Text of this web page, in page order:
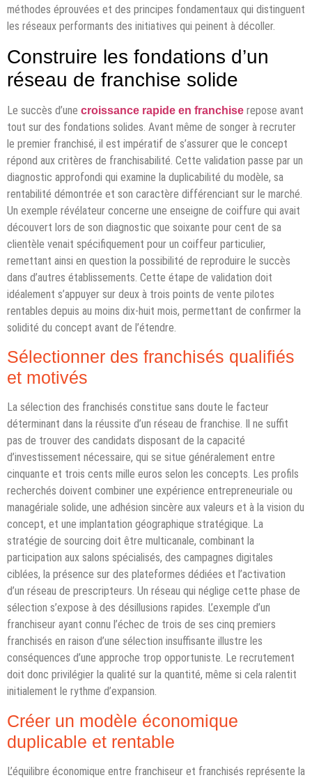
méthodes éprouvées et des principes fondamentaux qui distinguent
les réseaux performants des initiatives qui peinent à décoller.
Construire les fondations d’un
réseau de franchise solide
Le succès d’une croissance rapide en franchise repose avant
tout sur des fondations solides. Avant même de songer à recruter
le premier franchisé, il est impératif de s’assurer que le concept
répond aux critères de franchisabilité. Cette validation passe par un
diagnostic approfondi qui examine la duplicabilité du modèle, sa
rentabilité démontrée et son caractère différenciant sur le marché.
Un exemple révélateur concerne une enseigne de coiffure qui avait
découvert lors de son diagnostic que soixante pour cent de sa
clientèle venait spécifiquement pour un coiffeur particulier,
remettant ainsi en question la possibilité de reproduire le succès
dans d’autres établissements. Cette étape de validation doit
idéalement s’appuyer sur deux à trois points de vente pilotes
rentables depuis au moins dix-huit mois, permettant de confirmer la
solidité du concept avant de l’étendre.
Sélectionner des franchisés qualifiés
et motivés
La sélection des franchisés constitue sans doute le facteur
déterminant dans la réussite d’un réseau de franchise. Il ne suffit
pas de trouver des candidats disposant de la capacité
d’investissement nécessaire, qui se situe généralement entre
cinquante et trois cents mille euros selon les concepts. Les profils
recherchés doivent combiner une expérience entrepreneuriale ou
managériale solide, une adhésion sincère aux valeurs et à la vision du
concept, et une implantation géographique stratégique. La
stratégie de sourcing doit être multicanale, combinant la
participation aux salons spécialisés, des campagnes digitales
ciblées, la présence sur des plateformes dédiées et l’activation
d’un réseau de prescripteurs. Un réseau qui néglige cette phase de
sélection s’expose à des désillusions rapides. L’exemple d’un
franchiseur ayant connu l’échec de trois de ses cinq premiers
franchisés en raison d’une sélection insuffisante illustre les
conséquences d’une approche trop opportuniste. Le recrutement
doit donc privilégier la qualité sur la quantité, même si cela ralentit
initialement le rythme d’expansion.
Créer un modèle économique
duplicable et rentable
L’équilibre économique entre franchiseur et franchisés représente la